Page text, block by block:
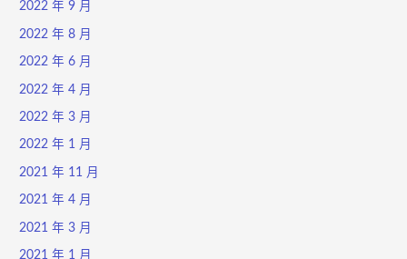
2022 年 9 月
2022 年 8 月
2022 年 6 月
2022 年 4 月
2022 年 3 月
2022 年 1 月
2021 年 11 月
2021 年 4 月
2021 年 3 月
2021 年 1 月